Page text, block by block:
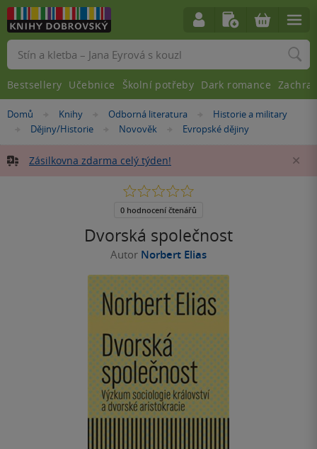
Nacházíte
Domů »Knihy »
Odborná literatura »Historie a military
»
Dějiny/Historie »
Novověk »
Evropské dějiny
Zásilkovna zdarma celý týden!
Dvorská společnost
Autor Norbert Elias
0.0
5
0 hodnocení čtenářů
Vyhledávání
Bestsellery Učebnice Školní potřeby Dark romance